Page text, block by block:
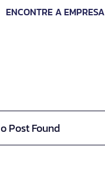
ENCONTRE A
Post Found